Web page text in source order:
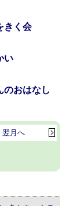
きく会
い
のおはなし
翌月へ